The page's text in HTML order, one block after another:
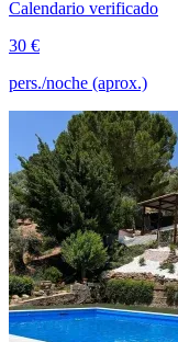
Calendario verificado
30 €
pers./noche (aprox.)